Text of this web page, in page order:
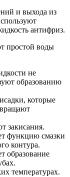
и выхода из
антифриз.
простой воды
не
образованию
которые
закисания.
функцию смазки
контура.
образование
температурах.